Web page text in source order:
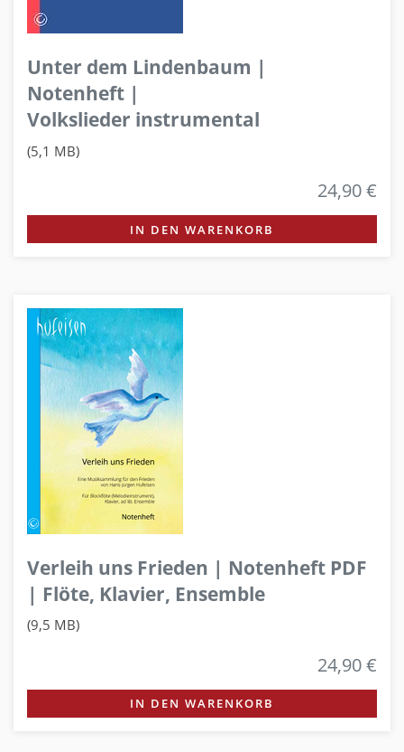
Unter dem Lindenbaum |
Notenheft |
Volkslieder instrumental
(5,1 MB)
24,90 €
IN DEN WARENKORB
Verleih uns Frieden | Notenheft PDF
| Flöte, Klavier, Ensemble
(9,5 MB)
24,90 €
IN DEN WARENKORB